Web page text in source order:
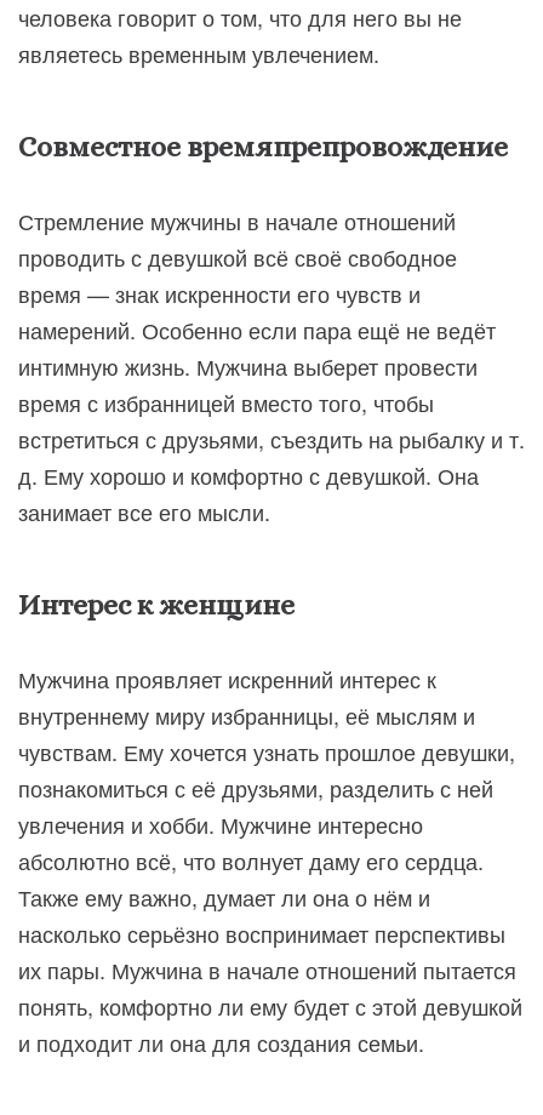
человека говорит о том, что для него вы не
являетесь временным увлечением.
Совместное времяпрепровождение
Стремление мужчины в начале отношений
проводить с девушкой всё своё свободное
время — знак искренности его чувств и
намерений. Особенно если пара ещё не ведёт
интимную жизнь. Мужчина выберет провести
время с избранницей вместо того, чтобы
встретиться с друзьями, съездить на рыбалку и т.
д. Ему хорошо и комфортно с девушкой. Она
занимает все его мысли.
Интерес к женщине
Мужчина проявляет искренний интерес к
внутреннему миру избранницы, её мыслям и
чувствам. Ему хочется узнать прошлое девушки,
познакомиться с её друзьями, разделить с ней
увлечения и хобби. Мужчине интересно
абсолютно всё, что волнует даму его сердца.
Также ему важно, думает ли она о нём и
насколько серьёзно воспринимает перспективы
их пары. Мужчина в начале отношений пытается
понять, комфортно ли ему будет с этой девушкой
и подходит ли она для создания семьи.